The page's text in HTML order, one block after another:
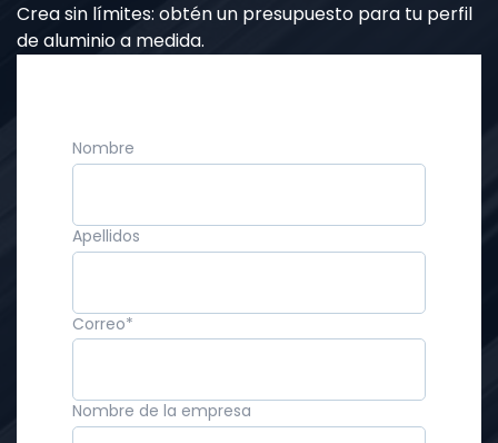
Crea sin límites: obtén un presupuesto para tu perfil
de aluminio a medida.
Nombre
Apellidos
Correo*
Nombre de la empresa